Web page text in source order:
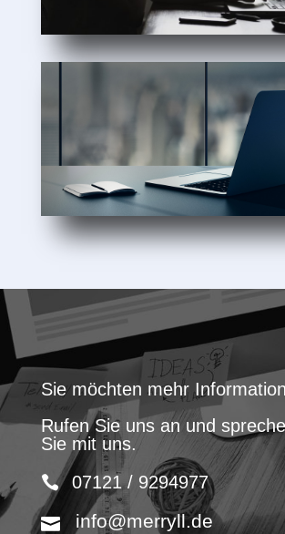
Sie möchten mehr
Rufen Sie uns an und
Sie mit uns.
07121 / 9294977
info@merryll.de